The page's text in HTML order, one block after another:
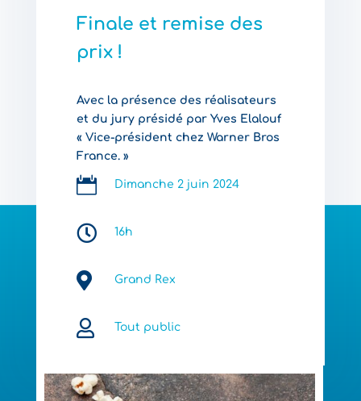
Finale et remise des
prix !
Avec la présence des réalisateurs
et du jury présidé par Yves Elalouf
« Vice-président chez Warner Bros
France. »
 Dimanche 2 juin 2024
 16h
 Grand Rex
 Tout public